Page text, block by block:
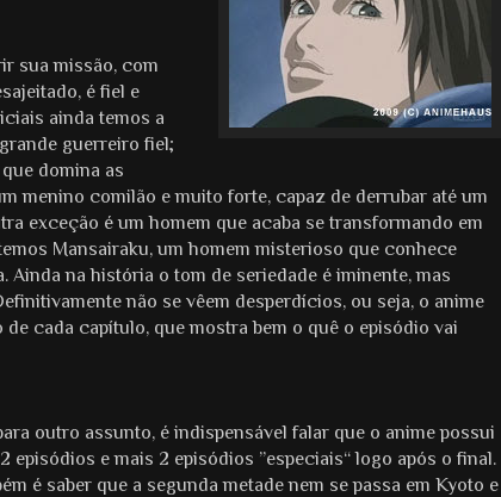
sua missão, com
é fiel e
ainda temos a
guerreiro fiel;
domina as
menino comilão e muito forte, capaz de derrubar até um
exceção é um homem que acaba se transformando em
Mansairaku, um homem misterioso que conhece
na história o tom de seriedade é iminente, mas
não se vêem desperdícios, ou seja, o anime
cada capítulo, que mostra bem o quê o episódio vai
outro assunto, é indispensável falar que o anime possui
episódios e mais 2 episódios ”especiais“ logo após o final.
é saber que a segunda metade nem se passa em Kyoto e